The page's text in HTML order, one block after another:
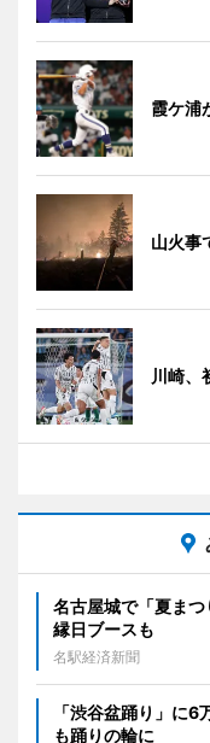
霞ケ浦
山火事
川崎
名古屋城で「夏ま
縁日ブースも
名駅経済新聞
「渋谷盆踊り」に
も踊りの輪に